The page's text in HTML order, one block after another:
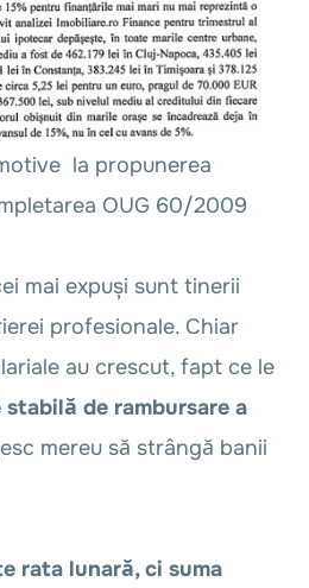
la propunerea
OUG 60/2009
mai expuși sunt tinerii
profesionale. Chiar
au crescut, fapt ce le
de rambursare a
mereu să strângă banii
rata lunară, ci suma